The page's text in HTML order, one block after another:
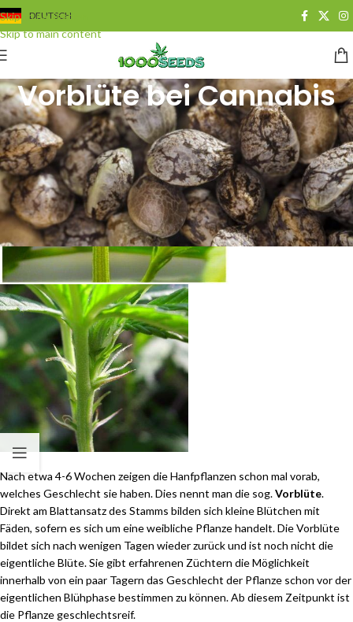
Skip to navigation
Skip to main content
DEUTSCH
Vorblüte bei Cannabis
Nach etwa 4-6 Wochen zeigen die Hanfpflanzen schon mal vorab,
welches Geschlecht sie haben. Dies nennt man die sog.Vorblüte.
Direkt am Blattansatz des Stamms bilden sich kleine Blütchen mit
Fäden, sofern es sich um eine weibliche Pflanze handelt. Die Vorblüte
bildet sich nach wenigen Tagen wieder zurück und ist noch nicht die
eigentliche Blüte. Sie gibt erfahrenen Züchtern die Möglichkeit
innerhalb von ein paar Tagern das Geschlecht der Pflanze schon vor der
eigentlichen Blühphase bestimmen zu können. Ab diesem Zeitpunkt ist
die Pflanze geschlechtsreif.